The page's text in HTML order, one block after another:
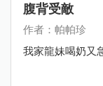
腹背受敵
作者：帕帕珍
我家龍妹喝奶又